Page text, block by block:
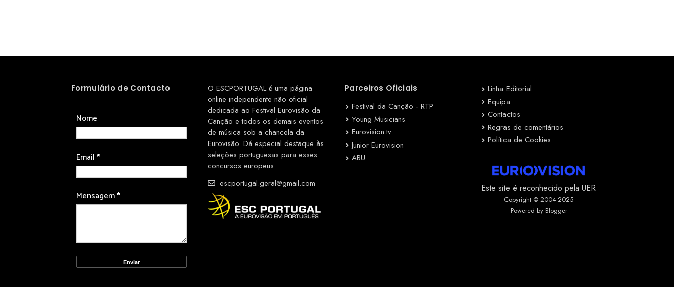
Formulário de Contacto
Nome
Email*
Mensagem*
O ESCPORTUGAL é uma página
online independente não oficial
dedicada ao Festival Eurovisão da
Canção e todos os demais eventos
de música sob a chancela da
Eurovisão. Dá especial destaque às
seleções portuguesas para esses
concursos europeus.
escportugal.geral@gmail.com
Parceiros Oficiais
Festival da Canção - RTP
Young Musicians
Eurovision.tv
Junior Eurovision
ABU
Linha Editorial
Equipa
Contactos
Regras de comentários
Política de Cookies
Este site é reconhecido pela UER
Copyright © 2004-2025
Powered by Blogger